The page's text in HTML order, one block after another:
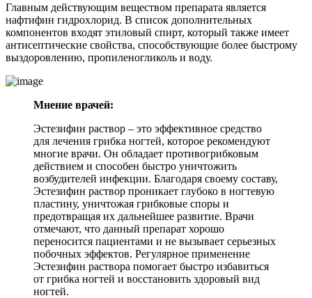
Главным действующим веществом препарата является
нафтифин гидрохлорид. В список дополнительных
компонентов входят этиловый спирт, который также имеет
антисептические свойства, способствующие более быстрому
выздоровлению, пропиленогликоль и воду.
Мнение врачей:
Эстезифин раствор – это эффективное средство
для лечения грибка ногтей, которое рекомендуют
многие врачи. Он обладает противогрибковым
действием и способен быстро уничтожить
возбудителей инфекции. Благодаря своему составу,
Эстезифин раствор проникает глубоко в ногтевую
пластину, уничтожая грибковые споры и
предотвращая их дальнейшее развитие. Врачи
отмечают, что данный препарат хорошо
переносится пациентами и не вызывает серьезных
побочных эффектов. Регулярное применение
Эстезифин раствора помогает быстро избавиться
от грибка ногтей и восстановить здоровый вид
ногтей.